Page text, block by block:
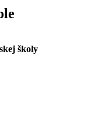
školy